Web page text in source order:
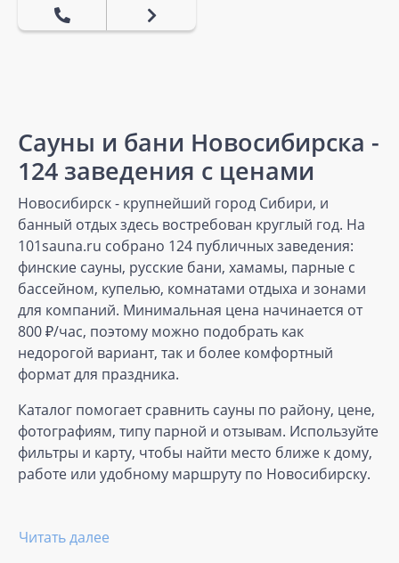
Сауны и бани Новосибирска -
124 заведения с ценами
Новосибирск - крупнейший город Сибири, и
банный отдых здесь востребован круглый год. На
101sauna.ru собрано 124 публичных заведения:
финские сауны, русские бани, хамамы, парные с
бассейном, купелью, комнатами отдыха и зонами
для компаний. Минимальная цена начинается от
800 ₽/час, поэтому можно подобрать как
недорогой вариант, так и более комфортный
формат для праздника.
Каталог помогает сравнить сауны по району, цене,
фотографиям, типу парной и отзывам. Используйте
фильтры и карту, чтобы найти место ближе к дому,
работе или удобному маршруту по Новосибирску.
Читать далее